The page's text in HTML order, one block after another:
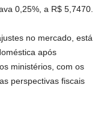
0,25%, a R$ 5,7470.
no mercado, está
após
ministérios, com os
perspectivas fiscais